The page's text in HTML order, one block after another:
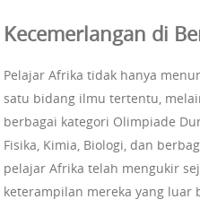
Kecemerlangan di
Pelajar Afrika tidak hanya
satu bidang ilmu tertentu,
berbagai kategori Olimpiade
Fisika, Kimia, Biologi, dan
pelajar Afrika telah mengukir
keterampilan mereka yang luar